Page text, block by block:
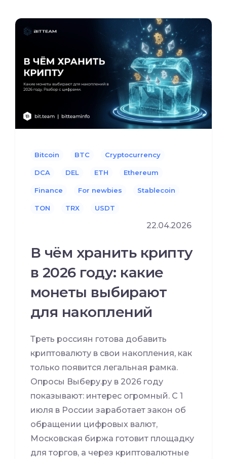
Bitcoin BTC Cryptocurrency
DCA DEL ETH Ethereum
Finance For newbies Stablecoin
TON TRX USDT
22.04.2026
В чём хранить крипту
в 2026 году: какие
монеты выбирают
для накоплений
Треть россиян готова добавить
криптовалюту в свои накопления, как
только появится легальная рамка.
Опросы Выберу.ру в 2026 году
показывают: интерес огромный. С 1
июля в России заработает закон об
обращении цифровых валют,
Московская биржа готовит площадку
для торгов, а через криптовалютные